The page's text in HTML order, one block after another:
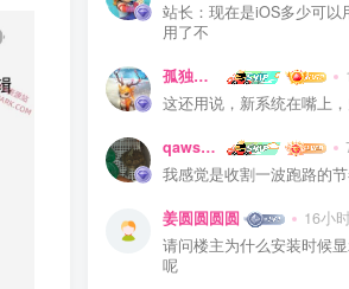
站长：现在是iOS多少可以用 iOS18.7
用了不
孤独浪人
这还用说，新系统在嘴上
qaws111879
我感觉是收割一波跑路的
姜圆圆圆圆 16小
请问楼主为什么安装时候
呢